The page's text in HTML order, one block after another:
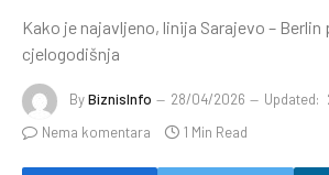
Kako je najavljeno, linija Sarajevo – Berlin
cjelogodišnja
ByBiznisInfo 28/04/2026 Updated:
Nema komentara
1 Min Read